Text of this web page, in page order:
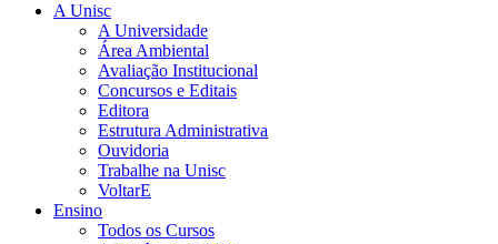
A Unisc
A Universidade
Área Ambiental
Avaliação Institucional
Concursos e Editais
Editora
Estrutura Administrativa
Ouvidoria
Trabalhe na Unisc
VoltarE
Ensino
Todos os Cursos